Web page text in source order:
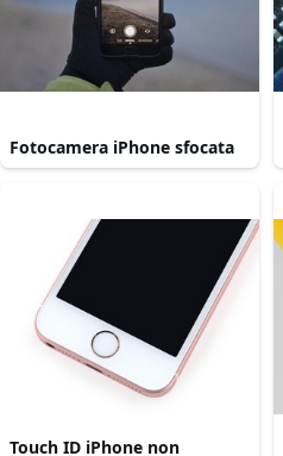
Fotocamera iPhone sfocata
Touch ID iPhone non